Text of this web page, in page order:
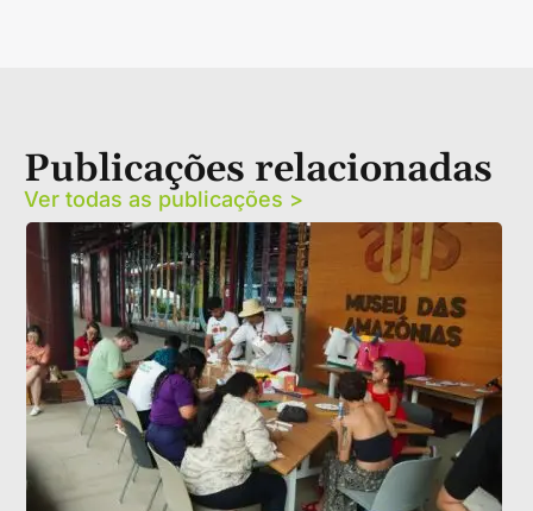
Publicações relacionadas
Ver todas as publicações >